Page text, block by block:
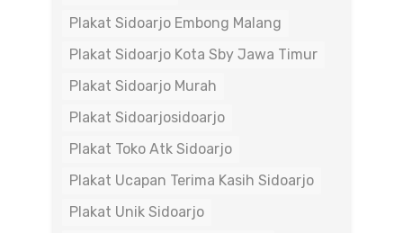
Plakat Sidoarjo Embong Malang
Plakat Sidoarjo Kota Sby Jawa Timur
Plakat Sidoarjo Murah
Plakat Sidoarjosidoarjo
Plakat Toko Atk Sidoarjo
Plakat Ucapan Terima Kasih Sidoarjo
Plakat Unik Sidoarjo